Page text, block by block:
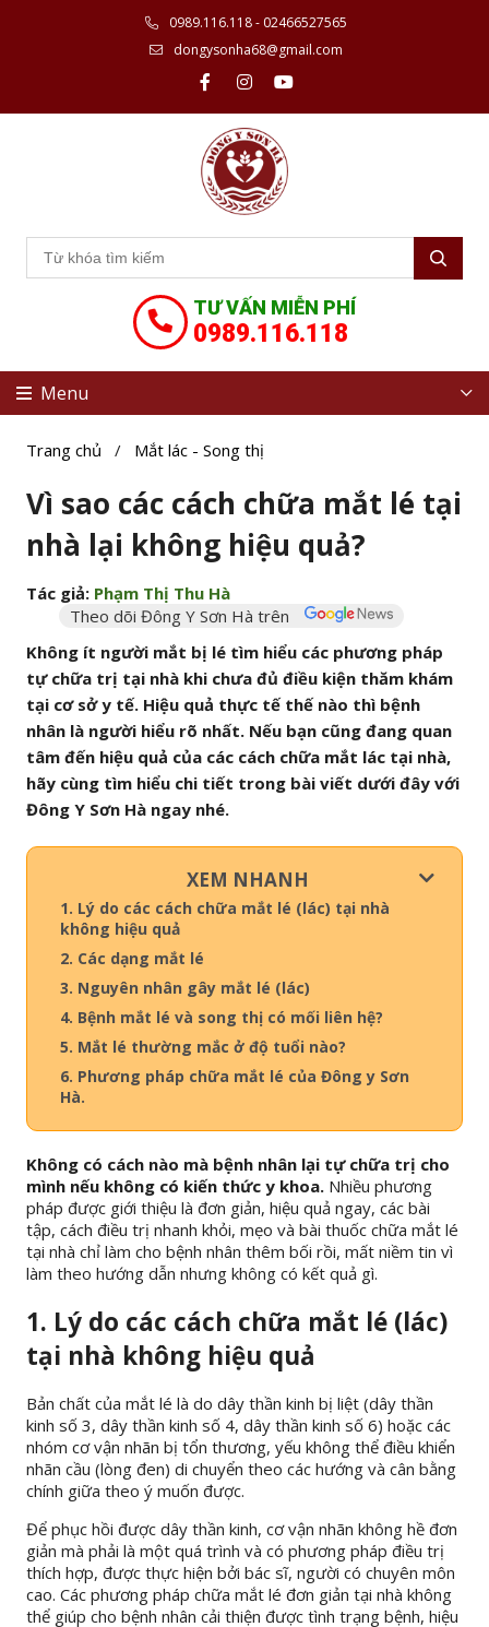
0989.116.118 - 02466527565
dongysonha68@gmail.com
TƯ VẤN MIỄN PHÍ
0989.116.118
Menu
Trang chủ / Mắt lác - Song thị
Vì sao các cách chữa mắt lé tại
nhà lại không hiệu quả?
Tác giả: Phạm Thị Thu Hà
Theo dõi Đông Y Sơn Hà trên
Không ít người mắt bị lé tìm hiểu các phương pháp
tự chữa trị tại nhà khi chưa đủ điều kiện thăm khám
tại cơ sở y tế. Hiệu quả thực tế thế nào thì bệnh
nhân là người hiểu rõ nhất. Nếu bạn cũng đang quan
tâm đến hiệu quả của các cách chữa mắt lác tại nhà,
hãy cùng tìm hiểu chi tiết trong bài viết dưới đây với
Đông Y Sơn Hà ngay nhé.
XEM NHANH
1. Lý do các cách chữa mắt lé (lác) tại nhà
không hiệu quả
2. Các dạng mắt lé
3. Nguyên nhân gây mắt lé (lác)
4. Bệnh mắt lé và song thị có mối liên hệ?
5. Mắt lé thường mắc ở độ tuổi nào?
6. Phương pháp chữa mắt lé của Đông y Sơn
Hà.
Không có cách nào mà bệnh nhân lại tự chữa trị cho
mình nếu không có kiến thức y khoa. Nhiều phương
pháp được giới thiệu là đơn giản, hiệu quả ngay, các bài
tập, cách điều trị nhanh khỏi, mẹo và bài thuốc chữa mắt lé
tại nhà chỉ làm cho bệnh nhân thêm bối rồi, mất niềm tin vì
làm theo hướng dẫn nhưng không có kết quả gì.
1. Lý do các cách chữa mắt lé (lác)
tại nhà không hiệu quả
Bản chất của mắt lé là do dây thần kinh bị liệt (dây thần
kinh số 3, dây thần kinh số 4, dây thần kinh số 6) hoặc các
nhóm cơ vận nhãn bị tổn thương, yếu không thể điều khiển
nhãn cầu (lòng đen) di chuyển theo các hướng và cân bằng
chính giữa theo ý muốn được.
Để phục hồi được dây thần kinh, cơ vận nhãn không hề đơn
giản mà phải là một quá trình và có phương pháp điều trị
thích hợp, được thực hiện bởi bác sĩ, người có chuyên môn
cao. Các phương pháp chữa mắt lé đơn giản tại nhà không
thể giúp cho bệnh nhân cải thiện được tình trạng bệnh, hiệu